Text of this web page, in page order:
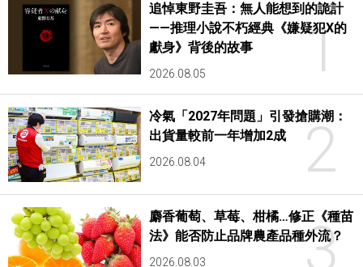
1
追悼東野圭吾：無人能想到的詭計
——推理小說不朽經典《嫌疑犯X的
獻身》背後的故事
2026.08.05
2
冷氣「2027年問題」引發搶購潮：
出貨量較前一年增加2成
2026.08.04
3
麝香葡萄、草莓、柑橘…修正《種苗
法》能否防止品牌農產品種外流？
2026.08.03